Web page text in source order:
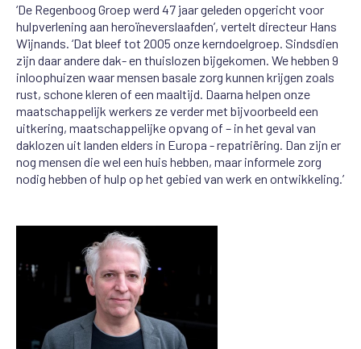
‘De Regenboog Groep werd 47 jaar geleden opgericht voor
hulpverlening aan heroïneverslaafden’, vertelt directeur Hans
Wijnands. ‘Dat bleef tot 2005 onze kerndoelgroep. Sindsdien
zijn daar andere dak- en thuislozen bijgekomen. We hebben 9
inloophuizen waar mensen basale zorg kunnen krijgen zoals
rust, schone kleren of een maaltijd. Daarna helpen onze
maatschappelijk werkers ze verder met bijvoorbeeld een
uitkering, maatschappelijke opvang of – in het geval van
daklozen uit landen elders in Europa - repatriëring. Dan zijn er
nog mensen die wel een huis hebben, maar informele zorg
nodig hebben of hulp op het gebied van werk en ontwikkeling.’